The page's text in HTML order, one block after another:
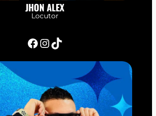
JHON ALEX
Locutor
Facebook InstagramTikTok